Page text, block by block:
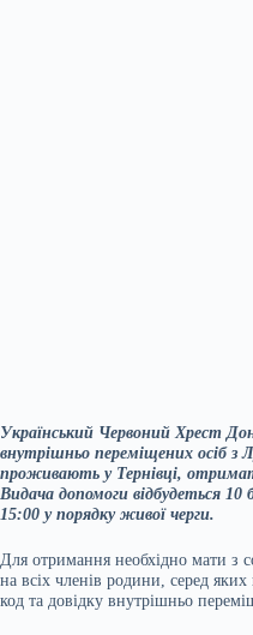
Український Червоний Хрест
внутрішньо переміщених осіб з
проживають у Тернівці,
Видача допомоги відбудеться 10
15:00 у порядку живої черги.
Для отримання необхідно мати з
на всіх членів родини, серед
код та довідку внутрішньо